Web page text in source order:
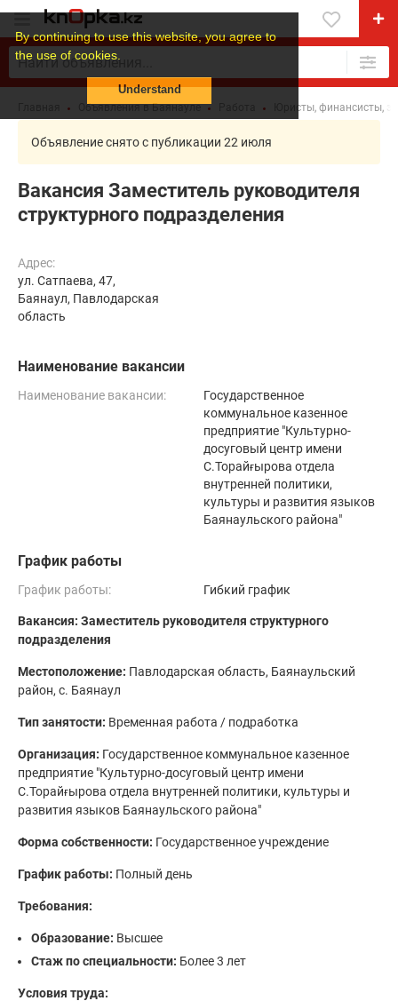
By continuing to use this website, you agree to
the use of cookies.
Understand
Объявления в Баянауле Юристы, финансисты,
Объявление снято с публикации 22 июля
Вакансия Заместитель руководителя
структурного подразделения
Адрес:
ул. Сатпаева, 47,
Баянаул, Павлодарская
область
Наименование вакансии
Наименование вакансии:
Государственное
коммунальное казенное
предприятие "Культурно-
досуговый центр имени
С.Торайғырова отдела
внутренней политики,
культуры и развития языков
Баянаульского района"
График работы
График работы: Гибкий график
Вакансия: Заместитель руководителя структурного
подразделения
Местоположение: Павлодарская область, Баянаульский
район, с. Баянаул
Тип занятости: Временная работа / подработка
Организация: Государственное коммунальное казенное
предприятие "Культурно-досуговый центр имени
С.Торайғырова отдела внутренней политики, культуры и
развития языков Баянаульского района"
Форма собственности: Государственное учреждение
График работы: Полный день
Требования:
Образование: Высшее
Стаж по специальности: Более 3 лет
Условия труда: